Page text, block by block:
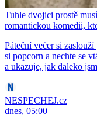
Tuhle dvojici prostě
romantickou komedii,
Páteční večer si
si popcorn a nechte se
a ukazuje, jak daleko
NESPECHEJ.cz
dnes, 05:00